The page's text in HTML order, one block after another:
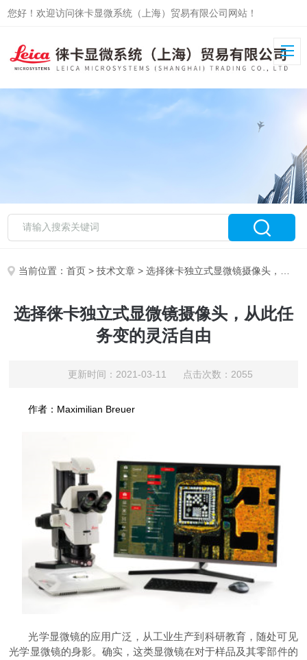
您好！欢迎访问徕卡显微系统（上海）贸易有限公司网站！
当前位置：首页 >技术文章 > 选择徕卡独立式显微镜摄像头，从此任务变的灵活自由
选择徕卡独立式显微镜摄像头，从此任
务变的灵活自由
更新时间：2021-03-11 点击次数：2055
作者：Maximilian Breuer
光学显微镜的应用广泛，从工业生产到科研教育，随处可见
光学显微镜的身影。确实，这类显微镜在对于样品及其零部件的